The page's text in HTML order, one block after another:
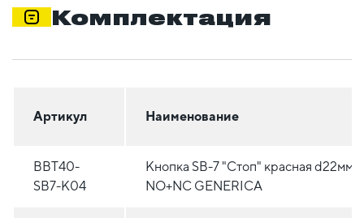
Комплектация
Артикул Наименование
BBT40-
SB7-K04
Кнопка SВ-7 "Стоп" красная
NO+NC GENERICA